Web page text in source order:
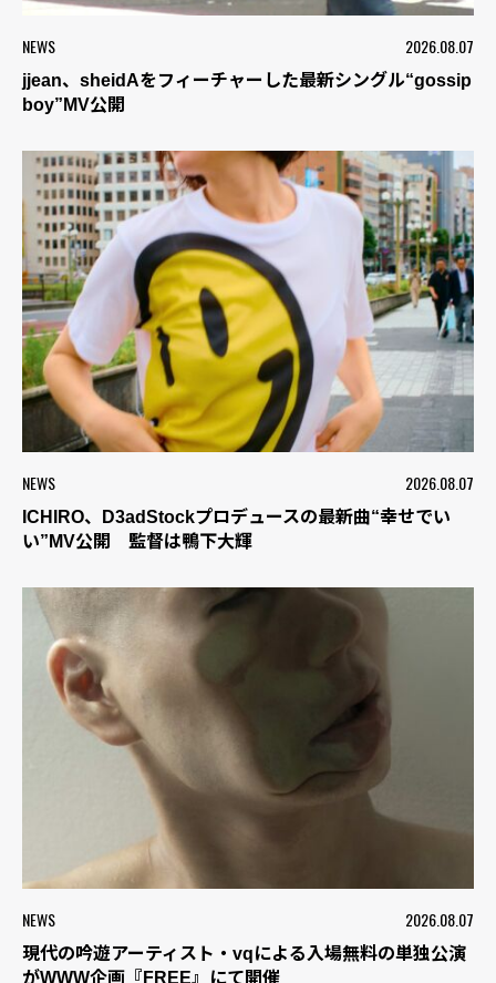
NEWS 2026.08.07
jjean、sheidAをフィーチャーした最新シングル“gossip
boy”MV公開
NEWS 2026.08.07
ICHIRO、D3adStockプロデュースの最新曲“幸せでい
い”MV公開 監督は鴨下大輝
NEWS 2026.08.07
現代の吟遊アーティスト・vqによる入場無料の単独公演
がWWW企画『FREE』にて開催